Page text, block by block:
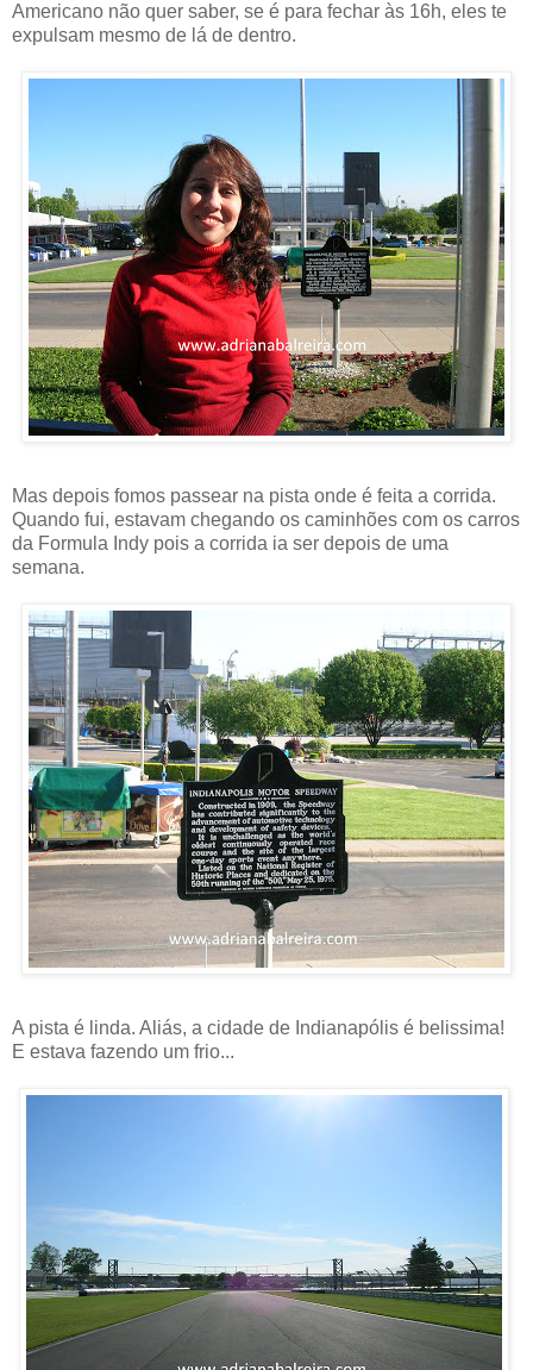
Americano não quer saber, se é para fechar às 16h, eles te
expulsam mesmo de lá de dentro.
Mas depois fomos passear na pista onde é feita a corrida.
Quando fui, estavam chegando os caminhões com os carros
da Formula Indy pois a corrida ia ser depois de uma
semana.
A pista é linda. Aliás, a cidade de Indianapólis é belissima!
E estava fazendo um frio...